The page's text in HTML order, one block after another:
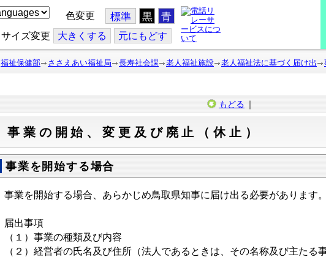
色変更 標準 黒 青
サイズ変更 大きくする 元にもどす
福祉保健部 ささえあい福祉局 長寿社会課 老人福祉施設 老人福祉法に基づく届け出
もどる ｜
事業の開始、変更及び廃止（休止）
事業を開始する場合
事業を開始する場合、あらかじめ鳥取県知事に届け出る必要があります。
届出事項
（１）事業の種類及び内容
（２）経営者の氏名及び住所（法人であるときは、その名称及び主たる